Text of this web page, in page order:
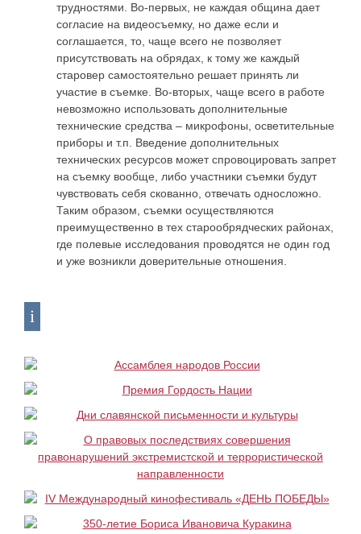
трудностями. Во-первых, не каждая община дает
согласие на видеосъемку, но даже если и
соглашается, то, чаще всего не позволяет
присутствовать на обрядах, к тому же каждый
старовер самостоятельно решает принять ли
участие в съемке. Во-вторых, чаще всего в работе
невозможно использовать дополнительные
технические средства – микрофоны, осветительные
приборы и т.п. Введение дополнительных
технических ресурсов может спровоцировать запрет
на съемку вообще, либо участники съемки будут
чувствовать себя скованно, отвечать односложно.
Таким образом, съемки осуществляются
преимущественно в тех старообрядческих районах,
где полевые исследования проводятся не один год
и уже возникли доверительные отношения.